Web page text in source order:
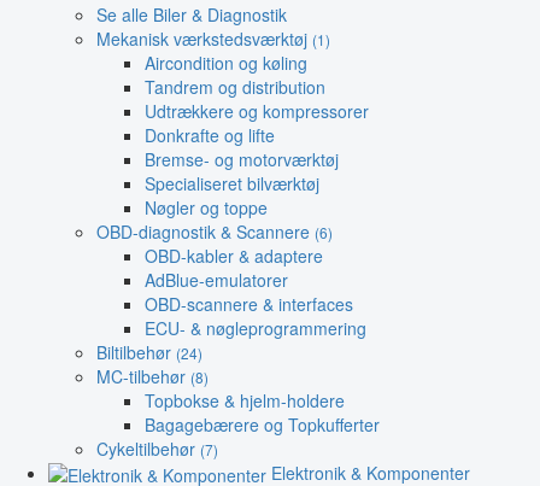
Se alle Biler & Diagnostik
Mekanisk værkstedsværktøj (1)
Aircondition og køling
Tandrem og distribution
Udtrækkere og kompressorer
Donkrafte og lifte
Bremse- og motorværktøj
Specialiseret bilværktøj
Nøgler og toppe
OBD-diagnostik & Scannere (6)
OBD-kabler & adaptere
AdBlue-emulatorer
OBD-scannere & interfaces
ECU- & nøgleprogrammering
Biltilbehør (24)
MC-tilbehør (8)
Topbokse & hjelm-holdere
Bagagebærere og Topkufferter
Cykeltilbehør (7)
Elektronik & Komponenter